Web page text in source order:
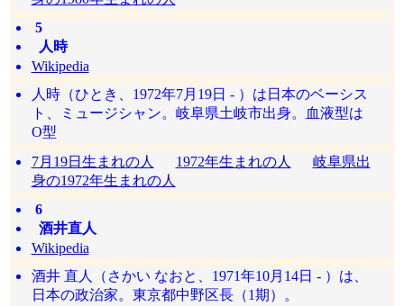
5
人時
Wikipedia
人時（ひとき、1972年7月19日 - ）は日本のベーシス
ト、ミュージシャン。岐阜県土岐市出身。血液型は
O型
7月19日生まれの人
1972年生まれの人
岐阜県出
身の1972年生まれの人
6
酒井直人
Wikipedia
酒井 直人（さかい なおと、1971年10月14日 - ）は、
日本の政治家。東京都中野区長（1期）。